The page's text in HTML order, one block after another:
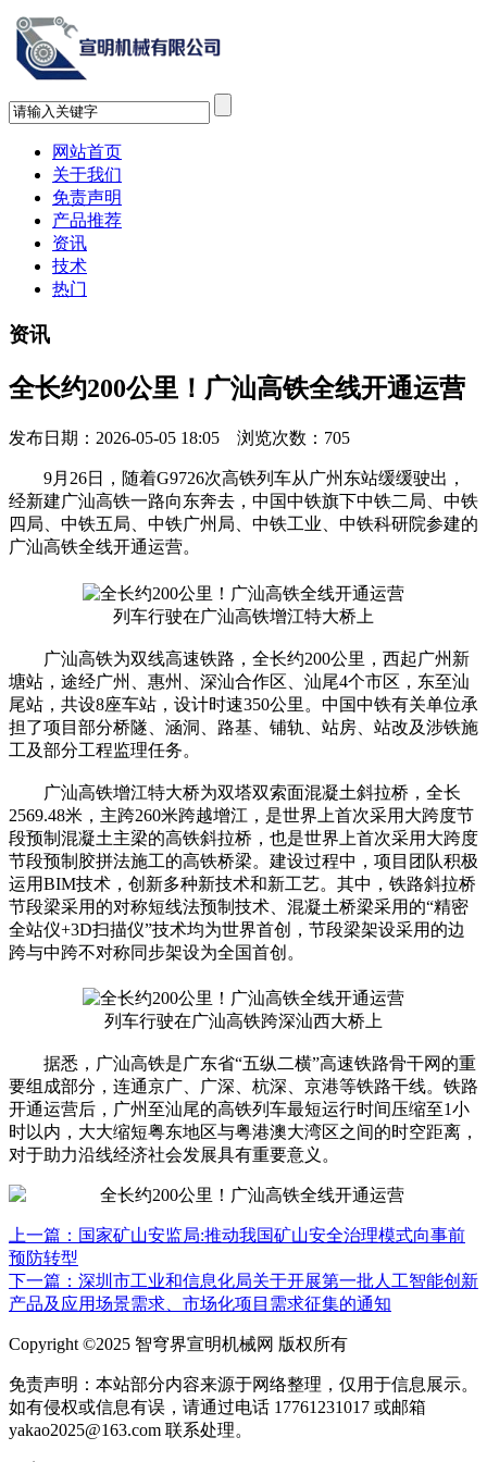
网站首页
关于我们
免责声明
产品推荐
资讯
技术
热门
资讯
全长约200公里！广汕高铁全线开通运营
发布日期：2026-05-05 18:05 浏览次数： 705
9月26日，随着G9726次高铁列车从广州东站缓缓驶出，
经新建广汕高铁一路向东奔去，中国中铁旗下中铁二局、中铁
四局、中铁五局、中铁广州局、中铁工业、中铁科研院参建的
广汕高铁全线开通运营。
列车行驶在广汕高铁增江特大桥上
广汕高铁为双线高速铁路，全长约200公里，西起广州新
塘站，途经广州、惠州、深汕合作区、汕尾4个市区，东至汕
尾站，共设8座车站，设计时速350公里。中国中铁有关单位承
担了项目部分桥隧、涵洞、路基、铺轨、站房、站改及涉铁施
工及部分工程监理任务。
广汕高铁增江特大桥为双塔双索面混凝土斜拉桥，全长
2569.48米，主跨260米跨越增江，是世界上首次采用大跨度节
段预制混凝土主梁的高铁斜拉桥，也是世界上首次采用大跨度
节段预制胶拼法施工的高铁桥梁。建设过程中，项目团队积极
运用BIM技术，创新多种新技术和新工艺。其中，铁路斜拉桥
节段梁采用的对称短线法预制技术、混凝土桥梁采用的“精密
全站仪+3D扫描仪”技术均为世界首创，节段梁架设采用的边
跨与中跨不对称同步架设为全国首创。
列车行驶在广汕高铁跨深汕西大桥上
据悉，广汕高铁是广东省“五纵二横”高速铁路骨干网的重
要组成部分，连通京广、广深、杭深、京港等铁路干线。铁路
开通运营后，广州至汕尾的高铁列车最短运行时间压缩至1小
时以内，大大缩短粤东地区与粤港澳大湾区之间的时空距离，
对于助力沿线经济社会发展具有重要意义。
上一篇：国家矿山安监局:推动我国矿山安全治理模式向事前
预防转型
下一篇：深圳市工业和信息化局关于开展第一批人工智能创新
产品及应用场景需求、市场化项目需求征集的通知
Copyright ©2025 智穹界宣明机械网 版权所有
免责声明：本站部分内容来源于网络整理，仅用于信息展示。
如有侵权或信息有误，请通过电话 17761231017 或邮箱
yakao2025@163.com 联系处理。